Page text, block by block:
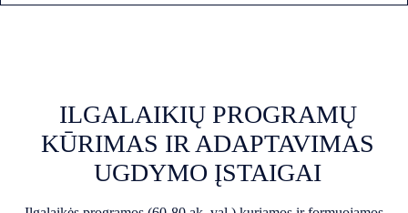
ILGALAIKIŲ PROGRAMŲ
KŪRIMAS IR ADAPTAVIMAS
UGDYMO ĮSTAIGAI